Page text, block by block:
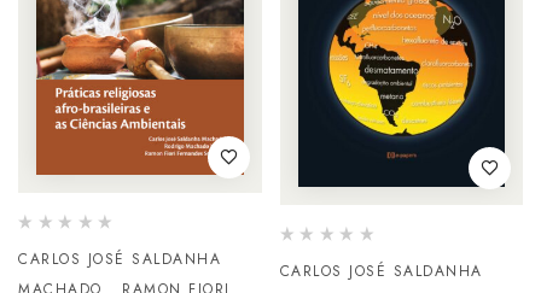
CARLOS JOSÉ SALDANHA
CARLOS JOSÉ SALDANHA